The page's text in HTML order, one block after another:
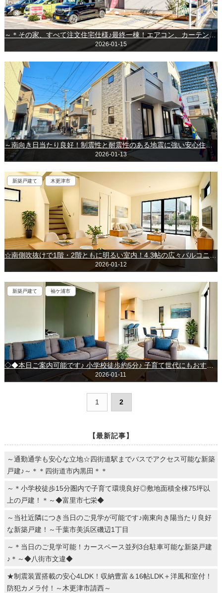
～＊その家、すべて注文住宅仕様♪最終一棟！エアコン、カーテン付きの戸建◎＊～◆成田市並木町◆
2026-01-15
～南向き日当たり良好！制震性と耐震性のある地震に強い安心住宅！～＊＊千葉市稲毛区稲毛東６丁目＊＊
2026-01-13
新築戸建て 木更津市
2026-01-12
新築戸建て 袖ケ浦市
2026-01-11
1 2
【最新記事】
～通勤通学も安心な立地☆四街道駅までバスでアクセス可能な新築
戸建♪～＊＊四街道市内黒田＊＊
～＊小学校徒歩15分圏内で子育て環境良好◎敷地面積全棟75坪以
上の戸建！＊～◆富里市七栄◆
～当社近隣につき当日のご見学が可能です♪南東向き陽当たり良好
な新築戸建！～千葉市美浜区磯辺1丁目
～＊当日のご見学可能！カースペース並列3台駐車可能な新築戸建
♪＊～◆八街市文違◆
★制震装置搭載の安心4LDK！収納豊富＆16帖LDK＋洋風和室付！
防犯カメラ付！～木更津市請西～